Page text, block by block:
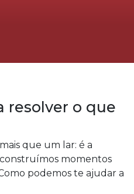
resolver o que
que um lar: é a
momentos
podemos te ajudar a